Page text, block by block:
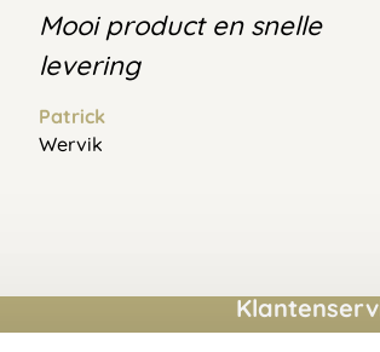
Mooi product en snelle
levering
Patrick
Wervik